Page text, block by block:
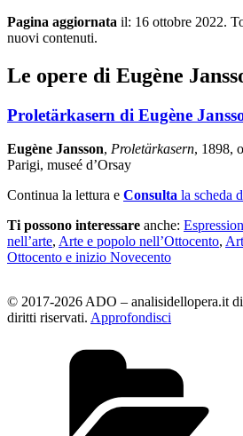
Pagina aggiornata il: 16 ottobre 2022.
nuovi contenuti.
Le opere di Eugène
Proletärkasern di Eugène
Eugène Jansson, Proletärkasern, 1898,
Parigi, museé d’Orsay
Continua la lettura e Consulta la scheda
Ti possono interessare anche:
nell’arte, Arte e popolo nell’Ottocento,
Ottocento e inizio Novecento
© 2017-2026 ADO – analisidellopera.it
diritti riservati. Approfondisci